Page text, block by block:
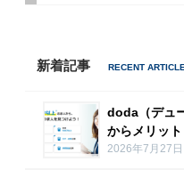
新着記事
doda（デュ
からメリッ
2026年7月27日